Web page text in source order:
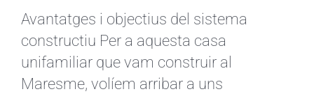
Avantatges i objectius del sistema
constructiu Per a aquesta casa
unifamiliar que vam construir al
Maresme, volíem arribar a uns